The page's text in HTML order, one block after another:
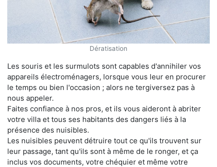
Dératisation
Les souris et les surmulots sont capables d'annihiler vos
appareils électroménagers, lorsque vous leur en procurer
le temps ou bien l'occasion ; alors ne tergiversez pas à
nous appeler.
Faites confiance à nos pros, et ils vous aideront à abriter
votre villa et tous ses habitants des dangers liés à la
présence des nuisibles.
Les nuisibles peuvent détruire tout ce qu'ils trouvent sur
leur passage, tant qu'ils sont à même de le ronger, et ça
inclus vos documents, votre chéquier et même votre